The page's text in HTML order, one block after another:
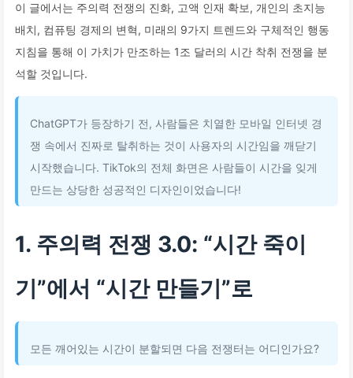
이 글에서는 주의력 전쟁의 진화, 고액 인재 확보, 개인의 초지능
배치, 컴퓨팅 경제의 변혁, 미래의 9가지 트렌드와 구체적인 행동
지침을 통해 이 가치가 만조하는 1조 달러의 시간 착취 전쟁을 분
석할 것입니다.
ChatGPT가 등장하기 전, 사람들은 치열한 모바일 인터넷 경
쟁 속에서 진짜로 탈취하는 것이 사용자의 시간임을 깨닫기
시작했습니다. TikTok의 전체 화면은 사람들이 시간을 잊게
만드는 상당한 성공적인 디자인이었습니다!
1. 주의력 전쟁 3.0: “시간 죽이
기”에서 “시간 만들기”로
모든 깨어있는 시간이 분할되면 다음 전쟁터는 어디인가요?